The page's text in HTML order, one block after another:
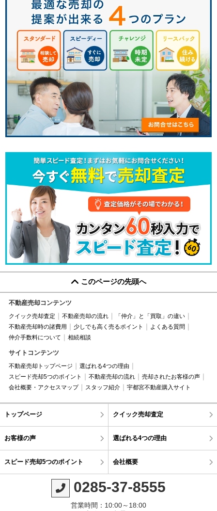
このページの先頭へ
不動産売却コンテンツ
クイック売却査定 不動産売却の流れ
「仲介」と「買取」の違い
不動産売却時の諸費用
少しでも高く売るポイント
よくある質問
仲介手数料について
相続相談
サイトコンテンツ
不動産売却トップページ
選ばれる4つの理由
スピード売却5つのポイント
不動産売却の流れ
売却されたお客様の声
会社概要・アクセスマップ
スタッフ紹介 宇都宮不動産購入サイト
トップページ クイック売却査定
お客様の声 選ばれる4つの理由
スピード売却5つのポイント 会社概要
0285-37-8555
営業時間：10:00～18:00